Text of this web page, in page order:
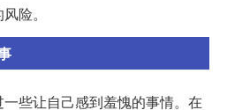
险。
些让自己感到羞愧的事情。在